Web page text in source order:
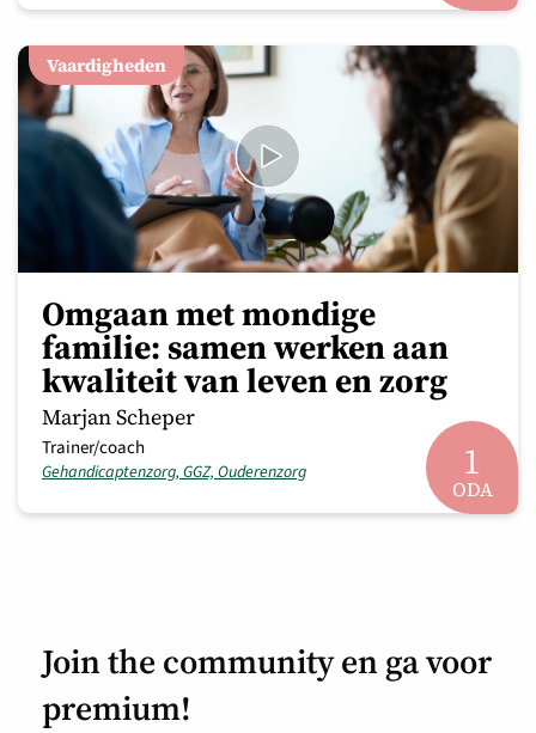
Vaardigheden
Omgaan met mondige
familie: samen werken aan
kwaliteit van leven en zorg
Marjan Scheper
Trainer/coach
Gehandicaptenzorg, GGZ, Ouderenzorg 1
ODA
Join the community en ga voor
premium!